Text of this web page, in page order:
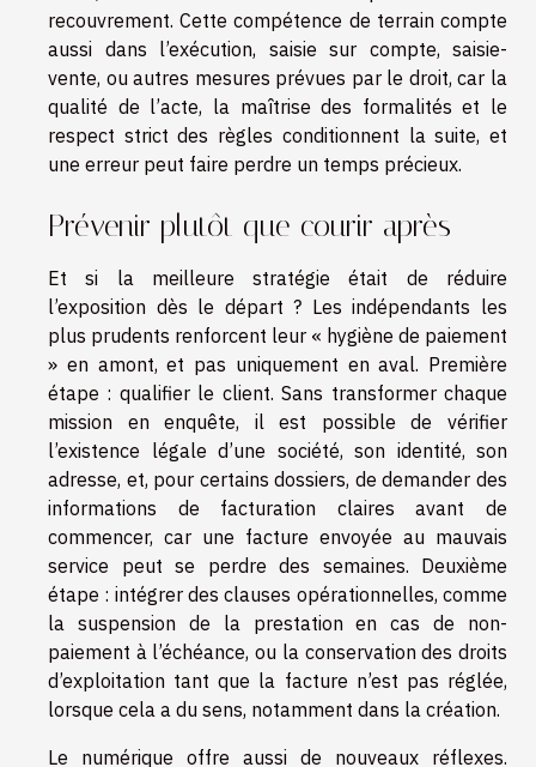
recouvrement. Cette compétence de terrain compte
aussi dans l’exécution, saisie sur compte, saisie-
vente, ou autres mesures prévues par le droit, car la
qualité de l’acte, la maîtrise des formalités et le
respect strict des règles conditionnent la suite, et
une erreur peut faire perdre un temps précieux.
Prévenir plutôt que courir après
Et si la meilleure stratégie était de réduire
l’exposition dès le départ ? Les indépendants les
plus prudents renforcent leur « hygiène de paiement
» en amont, et pas uniquement en aval. Première
étape : qualifier le client. Sans transformer chaque
mission en enquête, il est possible de vérifier
l’existence légale d’une société, son identité, son
adresse, et, pour certains dossiers, de demander des
informations de facturation claires avant de
commencer, car une facture envoyée au mauvais
service peut se perdre des semaines. Deuxième
étape : intégrer des clauses opérationnelles, comme
la suspension de la prestation en cas de non-
paiement à l’échéance, ou la conservation des droits
d’exploitation tant que la facture n’est pas réglée,
lorsque cela a du sens, notamment dans la création.
Le numérique offre aussi de nouveaux réflexes.